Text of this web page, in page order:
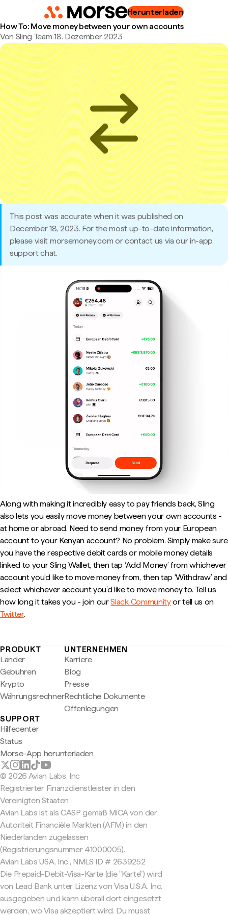
Herunterladen
How To: Move money between your own accounts
Von Sling Team |18. Dezember 2023
This post was accurate when it was published on
December 18, 2023. For the most up-to-date information,
please visit morsemoney.com or contact us via our in-app
support chat.
Along with making it incredibly easy to pay friends back, Sling
also lets you easily move money between your own accounts -
at home or abroad. Need to send money from your European
account to your Kenyan account? No problem. Simply make sure
you have the respective debit cards or mobile money details
linked to your Sling Wallet, then tap ‘Add Money’ from whichever
account you’d like to move money from, then tap ‘Withdraw’ and
select whichever account you’d like to move money to. Tell us
how long it takes you - join ourSlack Communityor tell us on
Twitter.
PRODUKT
Länder
Gebühren
Krypto
Währungsrechner
UNTERNEHMEN
Karriere
Blog
Presse
Rechtliche Dokumente
Offenlegungen
SUPPORT
Hilfecenter
Status
Morse-App herunterladen
© 2026 Avian Labs, Inc
Registrierter Finanzdienstleister in den
Vereinigten Staaten
Avian Labs ist als CASP gemäß MiCA von der
Autoriteit Financiële Markten (AFM) in den
Niederlanden zugelassen
(Registrierungsnummer 41000005).
Avian Labs USA, Inc., NMLS ID # 2639252
Die Prepaid-Debit-Visa-Karte (die "Karte") wird
von Lead Bank unter Lizenz von Visa U.S.A. Inc.
ausgegeben und kann überall dort eingesetzt
werden, wo Visa akzeptiert wird. Du musst